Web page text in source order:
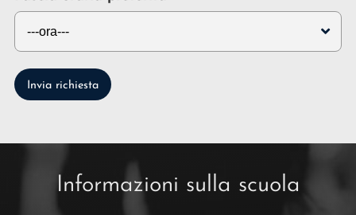
Invia richiesta
Informazioni sulla scuola